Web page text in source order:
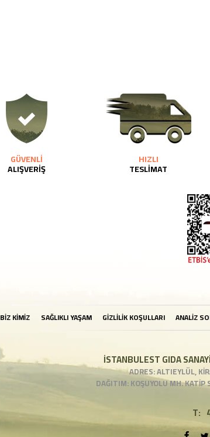
GÜVENLİ
ALIŞVERİŞ
HIZLI
TESLİMAT
BİZ KİMİZ SAĞLIKLI YAŞAM GİZLİLİK KOŞULLARI ANALİZ
İSTANBULEST GIDA
ADRES: ALTIEYLÜL,
DAĞITIM: KOŞUYOLU MH.
T: